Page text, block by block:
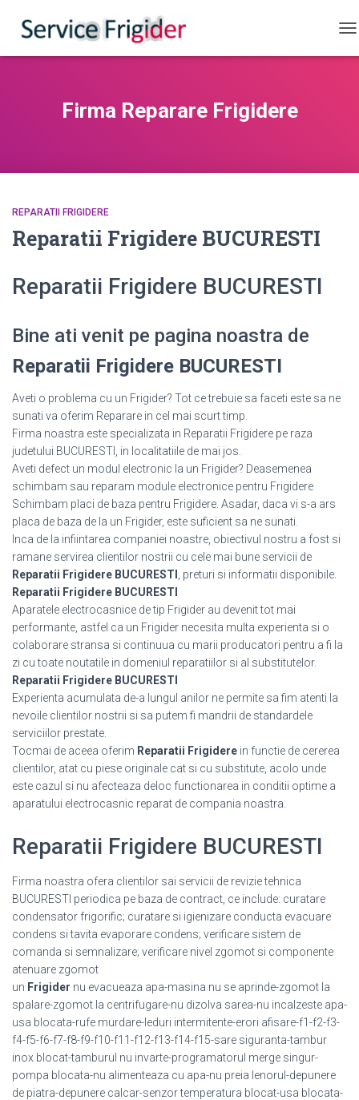
Firma Reparare Frigidere
REPARATII FRIGIDERE
Reparatii Frigidere BUCURESTI
Reparatii Frigidere BUCURESTI
Bine ati venit pe pagina noastra de
Reparatii Frigidere BUCURESTI
Aveti o problema cu un Frigider? Tot ce trebuie sa faceti este sa ne
sunati va oferim Reparare in cel mai scurt timp.
Firma noastra este specializata in Reparatii Frigidere pe raza
judetului BUCURESTI, in localitatiile de mai jos.
Aveti defect un modul electronic la un Frigider? Deasemenea
schimbam sau reparam module electronice pentru Frigidere
Schimbam placi de baza pentru Frigidere. Asadar, daca vi s-a ars
placa de baza de la un Frigider, este suficient sa ne sunati.
Inca de la infiintarea companiei noastre, obiectivul nostru a fost si
ramane servirea clientilor nostrii cu cele mai bune servicii de
Reparatii Frigidere BUCURESTI
, preturi si informatii disponibile.
Reparatii Frigidere BUCURESTI
Aparatele electrocasnice de tip Frigider au devenit tot mai
performante, astfel ca un Frigider necesita multa experienta si o
colaborare stransa si continuua cu marii producatori pentru a fi la
zi cu toate noutatile in domeniul reparatiilor si al substitutelor.
Reparatii Frigidere BUCURESTI
Experienta acumulata de-a lungul anilor ne permite sa fim atenti la
nevoile clientilor nostrii si sa putem fi mandrii de standardele
serviciilor prestate.
Tocmai de aceea oferim Reparatii Frigidere in functie de cererea
clientilor, atat cu piese originale cat si cu substitute, acolo unde
este cazul si nu afecteaza deloc functionarea in conditii optime a
aparatului electrocasnic reparat de compania noastra.
Reparatii Frigidere BUCURESTI
Firma noastra ofera clientilor sai servicii de revizie tehnica
BUCURESTI periodica pe baza de contract, ce include: curatare
condensator frigorific; curatare si igienizare conducta evacuare
condens si tavita evaporare condens; verificare sistem de
comanda si semnalizare; verificare nivel zgomot si componente
atenuare zgomot
un Frigider nu evacueaza apa-masina nu se aprinde-zgomot la
spalare-zgomot la centrifugare-nu dizolva sarea-nu incalzeste apa-
usa blocata-rufe murdare-leduri intermitente-erori afisare-f1-f2-f3-
f4-f5-f6-f7-f8-f9-f10-f11-f12-f13-f14-f15-sare siguranta-tambur
inox blocat-tamburul nu invarte-programatorul merge singur-
pompa blocata-nu alimenteaza cu apa-nu preia lenorul-depunere
de piatra-depunere calcar-senzor temperatura blocat-usa blocata-